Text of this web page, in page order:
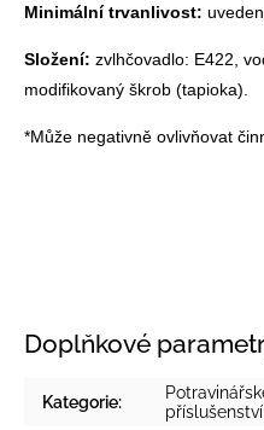
Minimální trvanlivost:
Složení: zvlhčovadlo: E422,
modifikovaný škrob (tapioka).
*Může negativně ovlivňovat
Doplňkové
Kategorie:
příslušenství